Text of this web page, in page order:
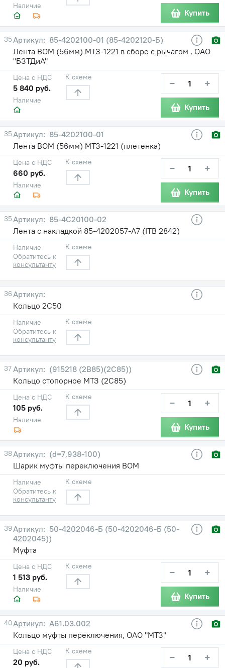
Наличие
Купить
35
85-4202100-01 (85-4202120-Б)
Лента ВОМ (56мм) МТЗ-1221 в сборе с рычагом , ОАО
"БЗТДиА"
Наличие
Цена с НДС
5 840 руб.
К схеме − +
Купить
35
85-4202100-01
Лента ВОМ (56мм) МТЗ-1221 (плетенка)
Наличие
Цена с НДС
660 руб.
К схеме − +
Купить
35
85-4С20100-02
Лента с накладкой 85-4202057-А7 (ITB 2842)
Наличие
Обратитесь к
консультанту
К схеме
36
Кольцо 2С50
Наличие
Обратитесь к
консультанту
К схеме
37
(915218 (2В85)(2С85))
Кольцо стопорное МТЗ (2С85)
Наличие
Цена с НДС
105 руб.
К схеме − +
Купить
38
(d=7,938-100)
Шарик муфты переключения ВОМ
Наличие
Обратитесь к
консультанту
К схеме
39
50-4202046-Б (50-4202046-Б (50-
4202045))
Муфта
Наличие
Цена с НДС
1 513 руб.
К схеме − +
Купить
40
А61.03.002
Кольцо муфты переключения, ОАО "МТЗ"
Цена с НДС
20 руб.
К схеме − +